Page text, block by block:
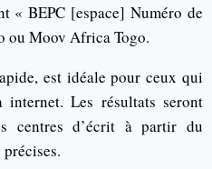
« BEPC [espace] Numéro de
ou Moov Africa Togo.
est idéale pour ceux qui
Les résultats seront
centres d’écrit à partir du